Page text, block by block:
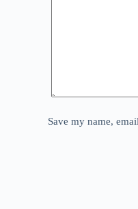
Save my name,